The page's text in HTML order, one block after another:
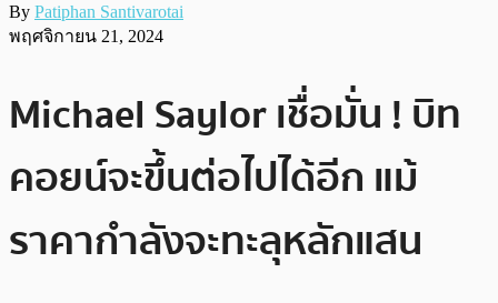
By Patiphan Santivarotai
พฤศจิกายน 21, 2024
Michael Saylor เชื่อมั่น ! บิท
คอยน์จะขึ้นต่อไปได้อีก แม้
ราคากำลังจะทะลุหลักแสน